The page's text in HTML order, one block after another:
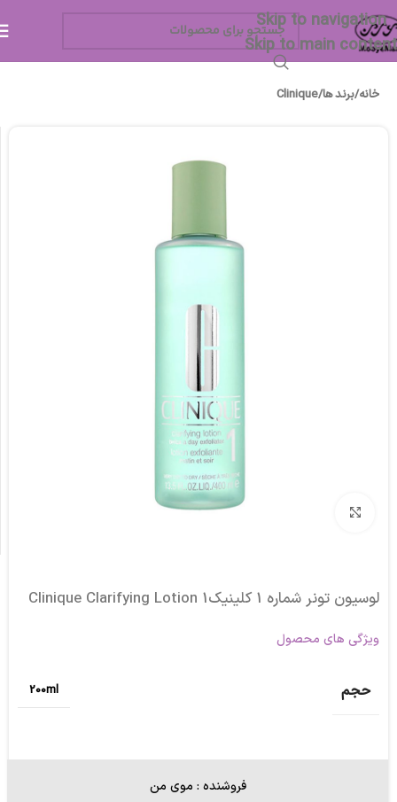
Skip to navigation
Skip to main content
خانه/برند ها/
Clinique
برای بزرگنمایی کلیک کنید
لوسیون تونر شماره 1 کلینیکClinique Clarifying Lotion 1
ویژگی های محصول
حجم 200ml
فروشنده : موی من